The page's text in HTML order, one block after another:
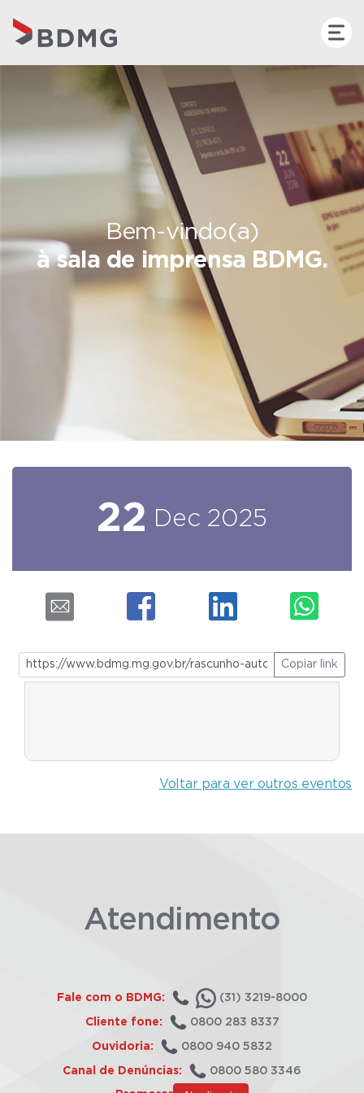
Bem-vindo(a)
à sala de imprensa BDMG.
22 Dec 2025
Copiar link
Voltar para ver outros eventos
Atendimento
Fale com o BDMG: (31) 3219-8000
Cliente fone: 0800 283 8337
Ouvidoria: 0800 940 5832
Canal de Denúncias: 0800 580 3346